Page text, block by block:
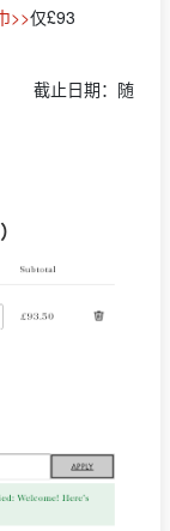
>>仅£93
截止日期：随